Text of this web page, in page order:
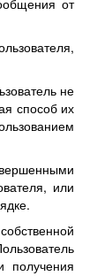
от
не
способ их
или
получения